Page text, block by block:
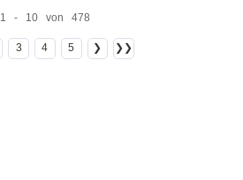
1 - 10 von 478
3 4 5 ❯ ❯❯